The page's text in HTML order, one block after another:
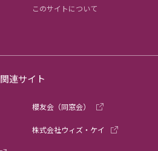
このサイトについて
関連サイト
櫻友会（同窓会）
株式会社ウィズ・ケイ